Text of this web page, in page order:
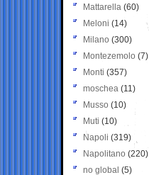
Mattarella (60)
Meloni (14)
Milano (300)
Montezemolo (7)
Monti (357)
moschea (11)
Musso (10)
Muti (10)
Napoli (319)
Napolitano (220)
no global (5)